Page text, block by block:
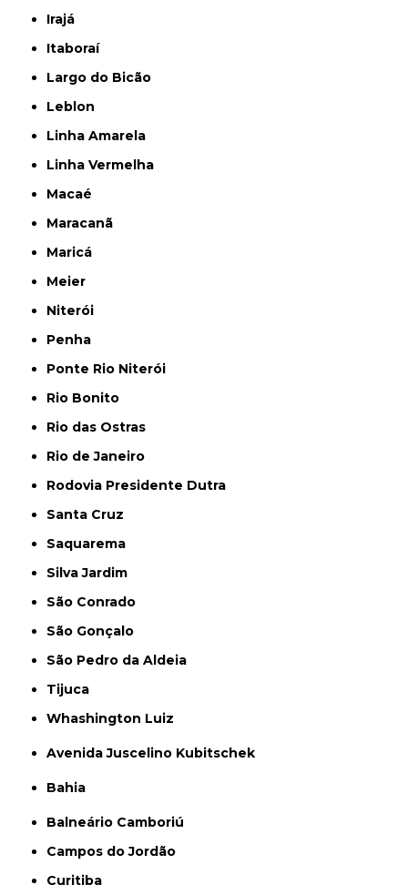
Irajá
Itaboraí
Largo do Bicão
Leblon
Linha Amarela
Linha Vermelha
Macaé
Maracanã
Maricá
Meier
Niterói
Penha
Ponte Rio Niterói
Rio Bonito
Rio das Ostras
Rio de Janeiro
Rodovia Presidente Dutra
Santa Cruz
Saquarema
Silva Jardim
São Conrado
São Gonçalo
São Pedro da Aldeia
Tijuca
Whashington Luiz
Avenida Juscelino Kubitschek
Bahia
Balneário Camboriú
Campos do Jordão
Curitiba